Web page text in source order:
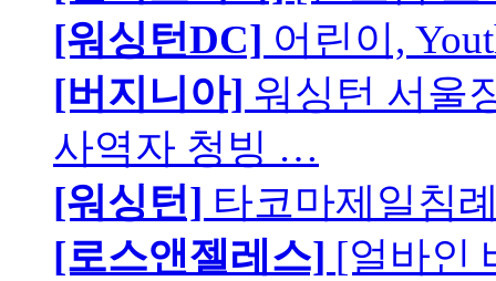
[워싱턴DC] 어린이,
[버지니아] 워싱턴 서울
사역자 청빙 …
[워싱턴] 타코마제일침
[로스앤젤레스] [얼바인